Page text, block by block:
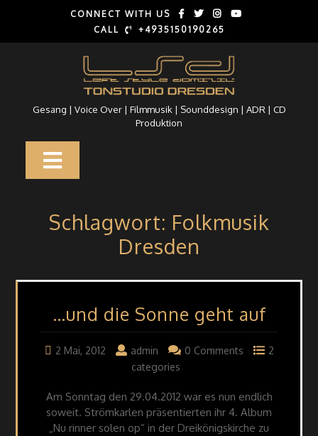
CONNECT WITH US
CALL
+4935150190265
Gesang | Voice Over | Filmmusik | Sounddesign | ADR | CD
Produktion
Open
Schlagwort: Folkmusik
Dresden
…und die Sonne geht auf
2 Mai, 2012 admin 0 Comments
2
categories
Am Sonntag den 29.04.2012 war es nun endlich
soweit. Strömkarlen präsentierten ihr 4. Album
„Nu rinner solen op“ in der Dreikönigskirche zu